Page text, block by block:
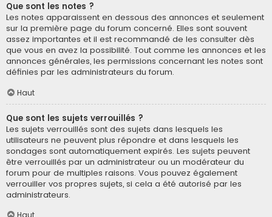
Que sont les notes ?
Les notes apparaissent en dessous des annonces et seulement
sur la première page du forum concerné. Elles sont souvent
assez importantes et il est recommandé de les consulter dès
que vous en avez la possibilité. Tout comme les annonces et les
annonces générales, les permissions concernant les notes sont
définies par les administrateurs du forum.
Haut
Que sont les sujets verrouillés ?
Les sujets verrouillés sont des sujets dans lesquels les
utilisateurs ne peuvent plus répondre et dans lesquels les
sondages sont automatiquement expirés. Les sujets peuvent
être verrouillés par un administrateur ou un modérateur du
forum pour de multiples raisons. Vous pouvez également
verrouiller vos propres sujets, si cela a été autorisé par les
administrateurs.